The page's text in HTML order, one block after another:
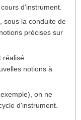
d'instrument.
sous la conduite de
précises sur
réalisé
notions à
on ne
d'instrument.